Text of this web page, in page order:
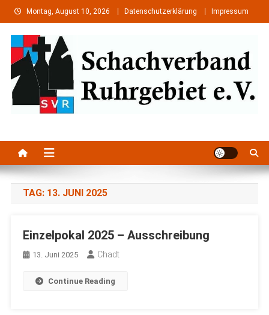
Skip
to
content
Montag, August 10, 2026 Datenschutzerklärung Impressum
TAG: 13. JUNI 2025
Einzelpokal 2025 – Ausschreibung
13. Juni 2025 Chadt
Continue Reading